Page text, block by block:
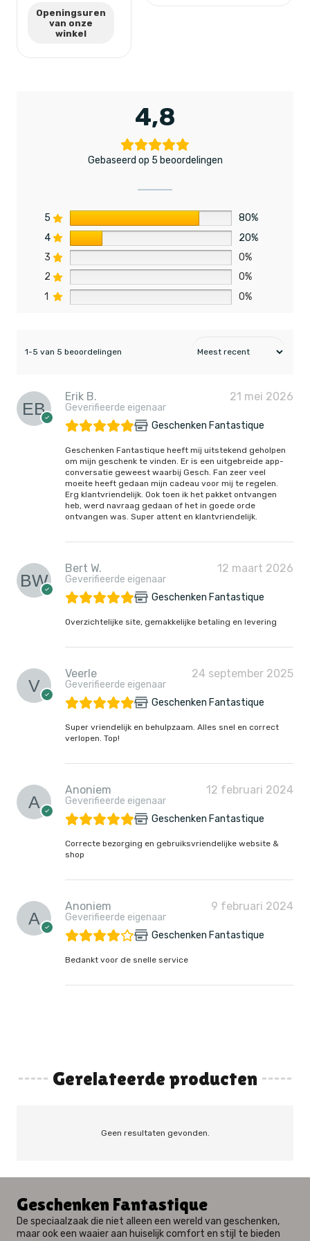
Openingsuren
van onze
winkel
4,8
Gebaseerd op 5 beoordelingen
5
80%
4
20%
3
0%
2
0%
1
0%
1-5 van 5 beoordelingen
Erik B.
Geverifieerde eigenaar
21 mei 2026
Geschenken Fantastique
Geschenken Fantastique heeft mij uitstekend geholpen
om mijn geschenk te vinden. Er is een uitgebreide app-
conversatie geweest waarbij Gesch. Fan zeer veel
moeite heeft gedaan mijn cadeau voor mij te regelen.
Erg klantvriendelijk. Ook toen ik het pakket ontvangen
heb, werd navraag gedaan of het in goede orde
ontvangen was. Super attent en klantvriendelijk.
Bert W.
Geverifieerde eigenaar
12 maart 2026
Geschenken Fantastique
Overzichtelijke site, gemakkelijke betaling en levering
Veerle
Geverifieerde eigenaar
24 september 2025
Geschenken Fantastique
Super vriendelijk en behulpzaam. Alles snel en correct
verlopen. Top!
Anoniem
Geverifieerde eigenaar
12 februari 2024
Geschenken Fantastique
Correcte bezorging en gebruiksvriendelijke website &
shop
Anoniem
Geverifieerde eigenaar
9 februari 2024
Geschenken Fantastique
Bedankt voor de snelle service
Gerelateerde producten
Geen resultaten gevonden.
Geschenken Fantastique
De speciaalzaak die niet alleen een wereld van geschenken,
maar ook een waaier aan huiselijk comfort en stijl te bieden